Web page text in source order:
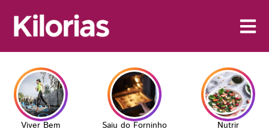
Viver Bem Saiu do Forninho Nutrir